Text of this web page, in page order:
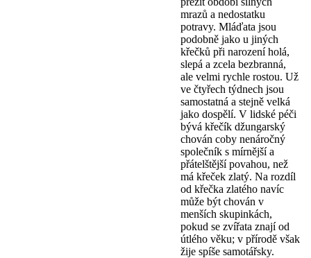
mrazů a nedostatku
potravy. Mláďata jsou
podobně jako u jiných
křečků při narození holá,
slepá a zcela bezbranná,
ale velmi rychle rostou. Už
ve čtyřech týdnech jsou
samostatná a stejně velká
jako dospělí. V lidské péči
bývá křečík džungarský
chován coby nenáročný
společník s mírnější a
přátelštější povahou, než
má křeček zlatý. Na rozdíl
od křečka zlatého navíc
může být chován v
menších skupinkách,
pokud se zvířata znají od
útlého věku; v přírodě však
žije spíše samotářsky.